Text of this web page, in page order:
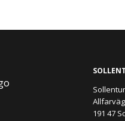
191 47